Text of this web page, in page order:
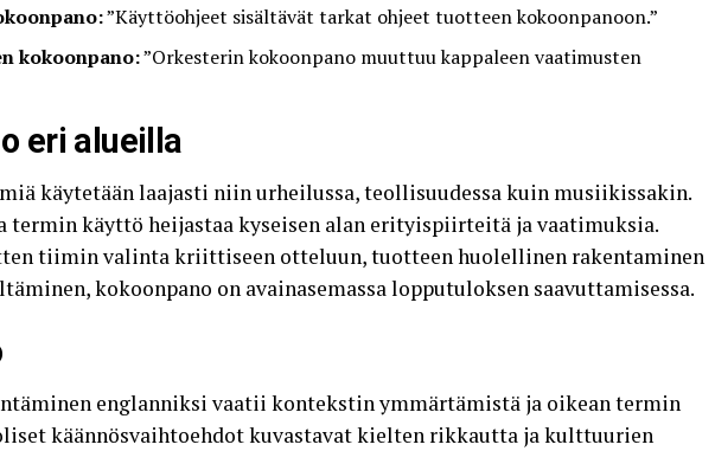
”Käyttöohjeet sisältävät tarkat ohjeet tuotteen kokoonpanoon.”
kokoonpano:”Orkesterin kokoonpano muuttuu kappaleen vaatimusten
eri alueilla
käytetään laajasti niin urheilussa, teollisuudessa kuin musiikissakin.
termin käyttö heijastaa kyseisen alan erityispiirteitä ja vaatimuksia.
tiimin valinta kriittiseen otteluun, tuotteen huolellinen rakentaminen
kokoonpano on avainasemassa lopputuloksen saavuttamisessa.
englanniksi vaatii kontekstin ymmärtämistä ja oikean termin
käännösvaihtoehdot kuvastavat kielten rikkautta ja kulttuurien